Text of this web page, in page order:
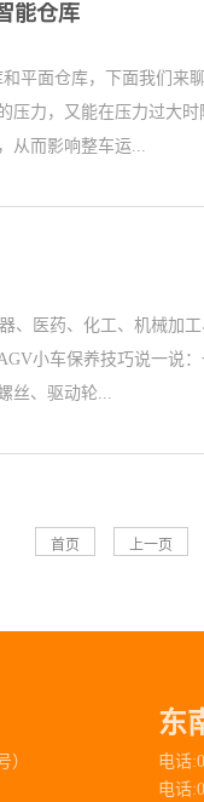
能仓库
平面仓库，下面我们来
压力，又能在压力过大
从而影响整车运...
、医药、化工、机械加
小车保养技巧说一说
丝、驱动轮...
首页 上一页
）
东
电话
电话